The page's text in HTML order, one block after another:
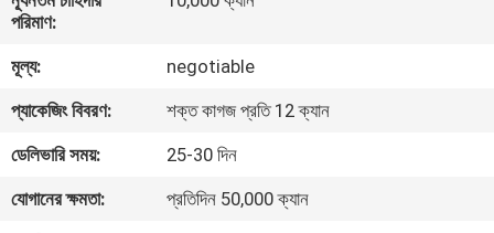
নিয়ন্ত্রণ
আমাদের
সাথে
পরিমাণ:
মূল্য:
negotiable
প্যাকেজিং বিবরণ:
শক্ত কাগজ প্রতি 12 ক্যান
ডেলিভারি সময়:
25-30 দিন
যোগানের ক্ষমতা:
প্রতিদিন 50,000 ক্যান